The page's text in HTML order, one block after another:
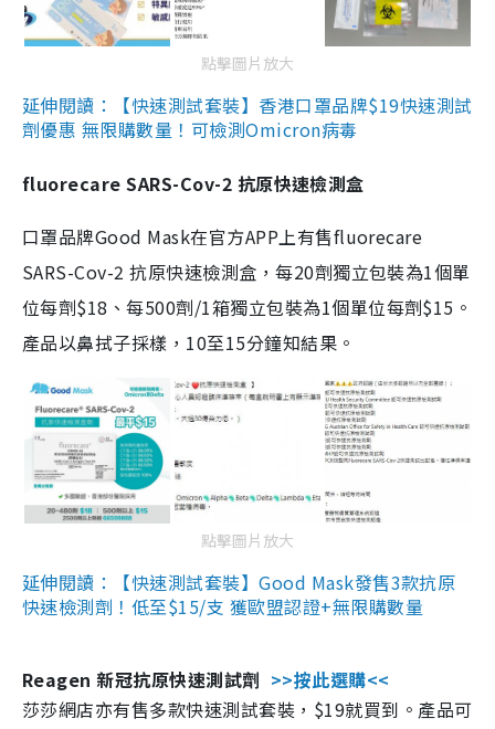
點擊圖片放大
延伸閱讀：【快速測試套裝】香港口罩品牌$19快速測試
劑優惠 無限購數量！可檢測Omicron病毒
fluorecare SARS-Cov-2 抗原快速檢測盒
口罩品牌Good Mask在官方APP上有售fluorecare
SARS-Cov-2 抗原快速檢測盒，每20劑獨立包裝為1個單
位每劑$18、每500劑/1箱獨立包裝為1個單位每劑$15。
產品以鼻拭子採樣，10至15分鐘知結果。
點擊圖片放大
延伸閱讀：【快速測試套裝】Good Mask發售3款抗原
快速檢測劑！低至$15/支 獲歐盟認證+無限購數量
Reagen 新冠抗原快速測試劑 >>按此選購<<
莎莎網店亦有售多款快速測試套裝，$19就買到。產品可